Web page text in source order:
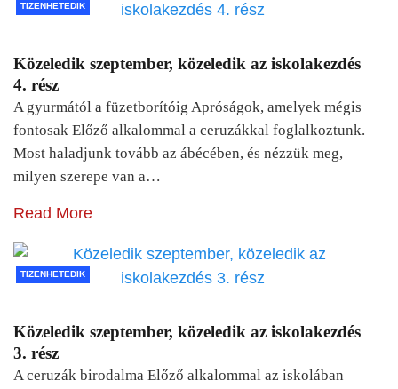
TIZENHETEDIK
Közeledik szeptember, közeledik az iskolakezdés
4. rész
A gyurmától a füzetborítóig Apróságok, amelyek mégis
fontosak Előző alkalommal a ceruzákkal foglalkoztunk.
Most haladjunk tovább az ábécében, és nézzük meg,
milyen szerepe van a…
Read More
TIZENHETEDIK
Közeledik szeptember, közeledik az iskolakezdés
3. rész
A ceruzák birodalma Előző alkalommal az iskolában